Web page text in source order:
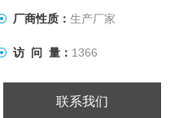
厂商性质： 生产厂家
访 问 量： 1366
联系我们